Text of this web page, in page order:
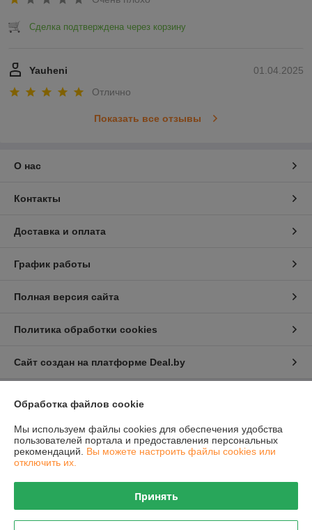
Сделка подтверждена через корзину
01.04.2025
Yauheni
Отлично
Показать все отзывы
О нас
Контакты
Доставка и оплата
График работы
Полная версия сайта
Политика обработки cookies
Сайт создан на платформе Deal.by
Информация для покупателя
Юридическое лицо:Общество с ограниченной ответственностью
"Проектатек"
220090,г .Минск., ул.Олешева д.1
комитет
Обработка файлов cookie
Мы используем файлы cookies для обеспечения удобства
пользователей портала и предоставления персональных
рекомендаций. Вы можете настроить файлы cookies или
отключить их.
Принять